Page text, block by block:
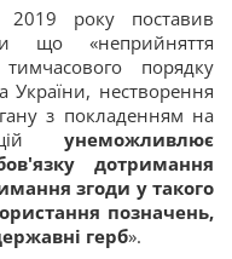
року поставив
що «неприйняття
порядку
України, нестворення
з покладенням на
унеможливлює
дотримання
згоди у такого
позначень,
герб».